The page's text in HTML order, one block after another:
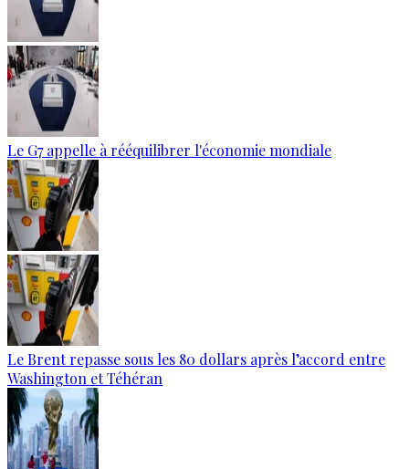
Le G7 appelle à rééquilibrer l'économie mondiale
Le Brent repasse sous les 80 dollars après l’accord entre
Washington et Téhéran